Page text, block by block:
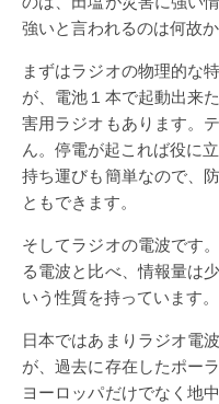
強いと言われるのは何故
まずはラジオの物理的な
が、電池１本で起動出来
害用ラジオもあります。
ん。停電が起これば役に
持ち運びも簡単なので、
ともできます。
そしてラジオの電波です
る電波と比べ、情報量は
いう性質を持っています。
日本ではあまりラジオ電
が、過去に存在したポー
ヨーロッパだけでなく地